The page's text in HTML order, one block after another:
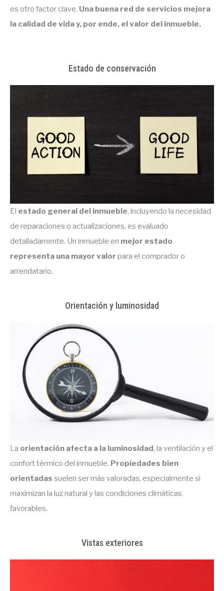
es otro factor clave. Una buena red de servicios mejora
la calidad de vida y, por ende, el valor del inmueble.
Estado de conservación
El estado general del inmueble, incluyendo la necesidad
de reparaciones o actualizaciones, es evaluado
detalladamente. Un inmueble en mejor estado
representa una mayor valor para el comprador o
arrendatario.
Orientación y luminosidad
La orientación afecta a la luminosidad, la ventilación y el
confort térmico del inmueble. Propiedades bien
orientadas suelen ser más valoradas, especialmente si
maximizan la luz natural y las condiciones climáticas
favorables.
Vistas exteriores